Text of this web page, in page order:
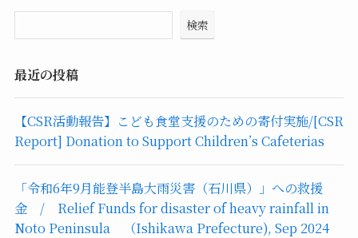
検索
最近の投稿
【CSR活動報告】こども食堂支援のための寄付実施/[CSR
Report] Donation to Support Children’s Cafeterias
「令和6年9月能登半島大雨災害（石川県）」への救援
金 / Relief Funds for disaster of heavy rainfall in
Noto Peninsula （Ishikawa Prefecture), Sep 2024